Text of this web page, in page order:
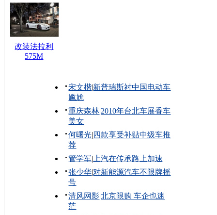
改装法拉利
575M
宋文楷|新普瑞斯衬中国电动车
尴尬
重庆森林|2010年台北车展香车
美女
何曙光| 四款享受补贴中级车推
荐
管学军| 上汽在传承路上加速
张少华|对新能源汽车不限牌摇
号
清风网影|北京限购 车企也迷
茫